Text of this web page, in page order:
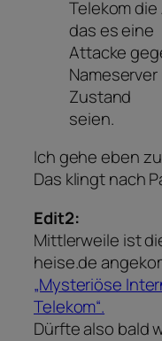
Telekom
das es eine
Attacke
Zustand
seien.
Ich gehe eben
Das klingt nach
Edit2:
Mittlerweile ist
heise.de
„Mysteriöse
Telekom“.
Dürfte also bald